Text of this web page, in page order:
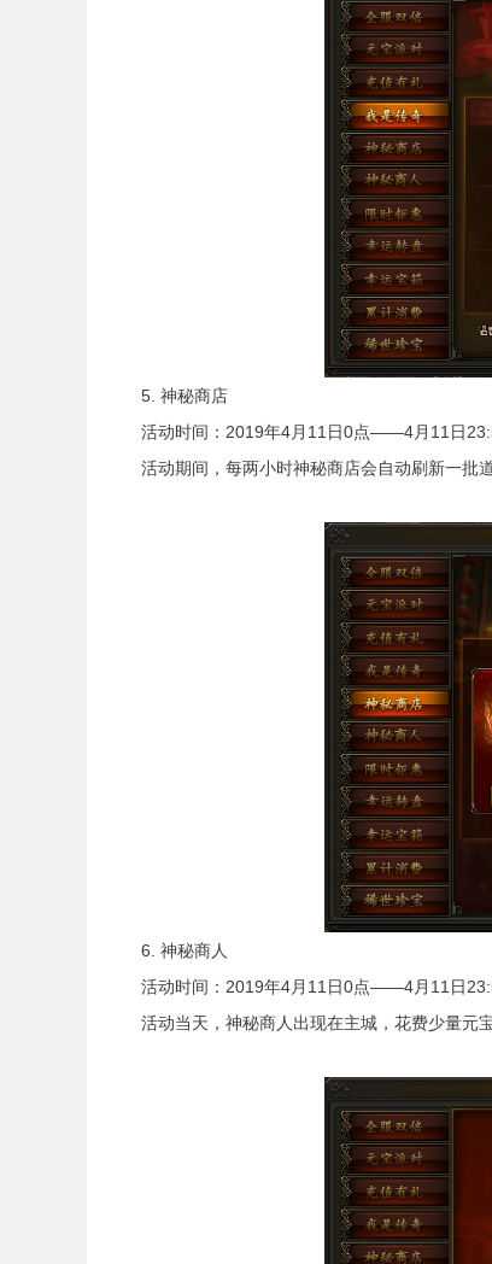
5. 神秘商店
活动时间：2019年4月11日0点——4月11日
活动期间，每两小时神秘商店会自动刷新一批道
6. 神秘商人
活动时间：2019年4月11日0点——4月11日
活动当天，神秘商人出现在主城，花费少量元